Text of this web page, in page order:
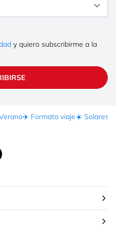
y quiero subscribirme a la
✈️ Formato viaje☀️ Solares